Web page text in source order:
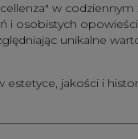
w codziennym
i osobistych
unikalne
jakości i